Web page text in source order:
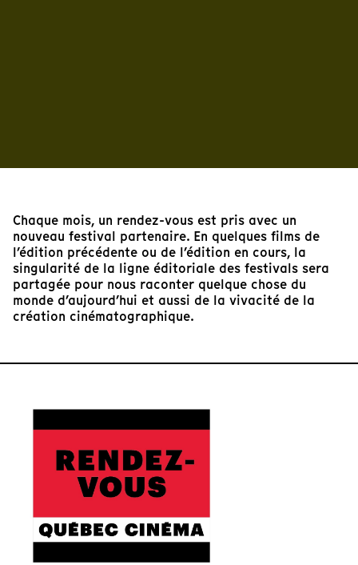
Chaque mois, un rendez-vous est pris avec un
nouveau festival partenaire. En quelques films de
l’édition précédente ou de l’édition en cours, la
singularité de la ligne éditoriale des festivals sera
partagée pour nous raconter quelque chose du
monde d’aujourd’hui et aussi de la vivacité de la
création cinématographique.